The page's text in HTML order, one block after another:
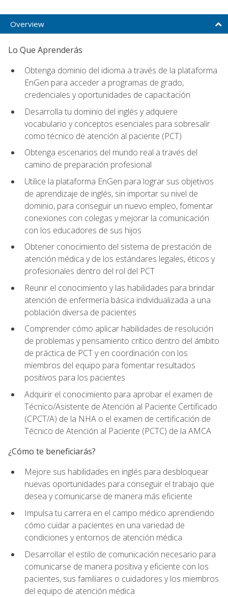
Overview
Lo Que Aprenderás
Obtenga dominio del idioma a través de la plataforma
EnGen para acceder a programas de grado,
credenciales y oportunidades de capacitación
Desarrolla tu dominio del inglés y adquiere
vocabulario y conceptos esenciales para sobresalir
como técnico de atención al paciente (PCT)
Obtenga escenarios del mundo real a través del
camino de preparación profesional
Utilice la plataforma EnGen para lograr sus objetivos
de aprendizaje de inglés, sin importar su nivel de
dominio, para conseguir un nuevo empleo, fomentar
conexiones con colegas y mejorar la comunicación
con los educadores de sus hijos
Obtener conocimiento del sistema de prestación de
atención médica y de los estándares legales, éticos y
profesionales dentro del rol del PCT
Reunir el conocimiento y las habilidades para brindar
atención de enfermería básica individualizada a una
población diversa de pacientes
Comprender cómo aplicar habilidades de resolución
de problemas y pensamiento crítico dentro del ámbito
de práctica de PCT y en coordinación con los
miembros del equipo para fomentar resultados
positivos para los pacientes
Adquirir el conocimiento para aprobar el examen de
Técnico/Asistente de Atención al Paciente Certificado
(CPCT/A) de la NHA o el examen de certificación de
Técnico de Atención al Paciente (PCTC) de la AMCA
¿Cómo te beneficiarás?
Mejore sus habilidades en inglés para desbloquear
nuevas oportunidades para conseguir el trabajo que
desea y comunicarse de manera más eficiente
Impulsa tu carrera en el campo médico aprendiendo
cómo cuidar a pacientes en una variedad de
condiciones y entornos de atención médica
Desarrollar el estilo de comunicación necesario para
comunicarse de manera positiva y eficiente con los
pacientes, sus familiares o cuidadores y los miembros
del equipo de atención médica